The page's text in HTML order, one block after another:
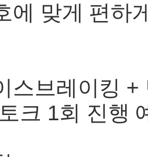
에 맞게 편하
스브레이킹
크 1회 진행